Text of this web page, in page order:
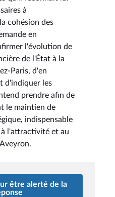
à
cohésion des
en
l'évolution de
de l'État à la
Paris, d'en
d'indiquer les
prendre afin de
le maintien de
indispensable
l'attractivité et au
être alerté de la